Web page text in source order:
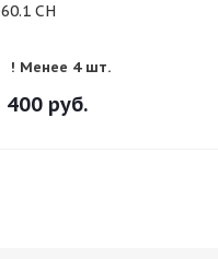
CH
! Менее 4 шт.
400 руб.